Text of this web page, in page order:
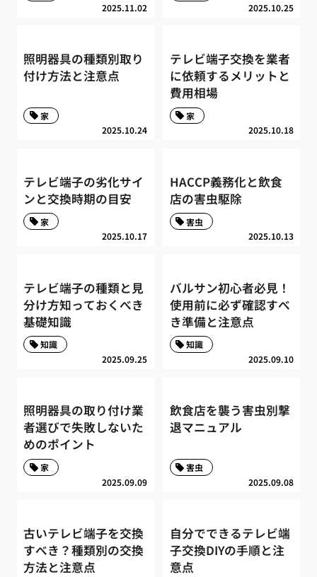
2025.11.02 2025.10.25
照明器具の種類別取り
付け方法と注意点
2025.10.24
家
テレビ端子交換を業者
に依頼するメリットと
費用相場
2025.10.18
家
テレビ端子の劣化サイ
ンと交換時期の目安
2025.10.17
家
HACCP義務化と飲食
店の害虫駆除
2025.10.13
害虫
テレビ端子の種類と見
分け方知っておくべき
基礎知識
2025.09.25
知識
バルサン初心者必見！
使用前に必ず確認すべ
き準備と注意点
2025.09.10
知識
照明器具の取り付け業
者選びで失敗しないた
めのポイント
2025.09.09
家
飲食店を襲う害虫別撃
退マニュアル
2025.09.08
害虫
古いテレビ端子を交換
すべき？種類別の交換
方法と注意点
自分でできるテレビ端
子交換DIYの手順と注
意点